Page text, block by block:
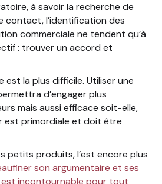
à savoir la recherche de
contact, l’identification des
commerciale ne tendent qu’à
: trouver un accord et
la plus difficile. Utiliser une
d’engager plus
mais aussi efficace soit-elle,
est primordiale et doit être
petits produits, l’est encore plus
son argumentaire et ses